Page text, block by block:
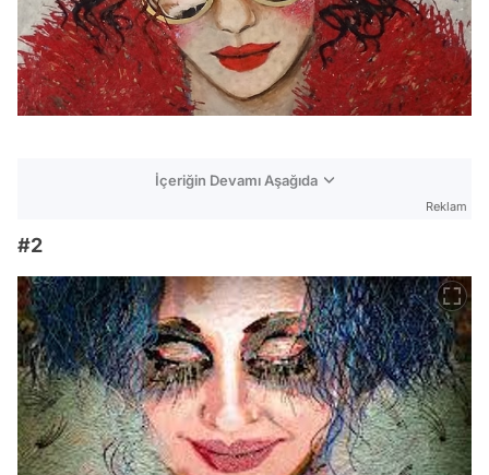
İçeriğin Devamı Aşağıda
Reklam
#2